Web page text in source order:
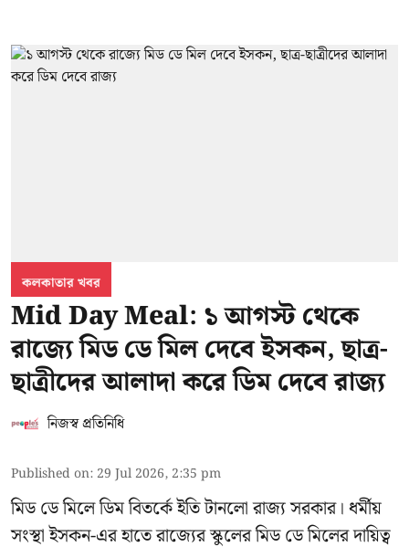
কলকাতার খবর
Mid Day Meal: ১ আগস্ট থেকে
রাজ্যে মিড ডে মিল দেবে ইসকন, ছাত্র-
ছাত্রীদের আলাদা করে ডিম দেবে রাজ্য
নিজস্ব প্রতিনিধি
Published on: 29 Jul 2026, 2:35 pm
মিড ডে মিলে ডিম বিতর্কে ইতি টানলো রাজ্য সরকার। ধর্মীয়
সংস্থা ইসকন-এর হাতে রাজ্যের স্কুলের মিড ডে মিলের দায়িত্ব